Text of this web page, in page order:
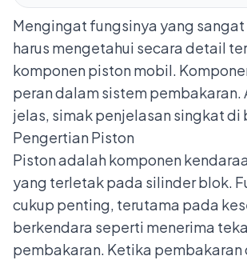
Mengingat fungsinya yang
harus mengetahui secara detail
komponen piston mobil.
peran dalam sistem pembakaran.
jelas, simak penjelasan singkat di
Pengertian Piston
Piston adalah komponen
yang terletak pada silinder blok.
cukup penting, terutama pada
berkendara seperti menerima
pembakaran. Ketika pembakaran